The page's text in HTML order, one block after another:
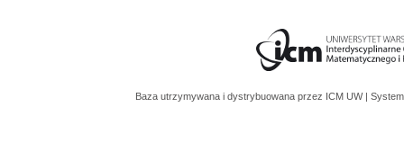
Baza utrzymywana i dystrybuowana przez ICM UW |